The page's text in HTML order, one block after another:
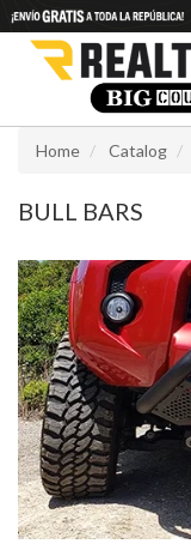
Home Catalog
BULL BARS